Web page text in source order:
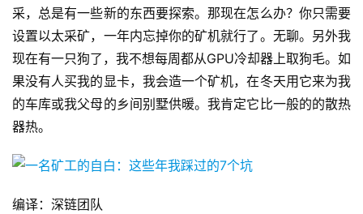
采，总是有一些新的东西要探索。那现在怎么办？你只需要
设置以太采矿，一年内忘掉你的矿机就行了。无聊。另外我
现在有一只狗了，我不想每周都从GPU冷却器上取狗毛。如
果没有人买我的显卡，我会造一个矿机，在冬天用它来为我
的车库或我父母的乡间别墅供暖。我肯定它比一般的的散热
器热。
编译：深链团队